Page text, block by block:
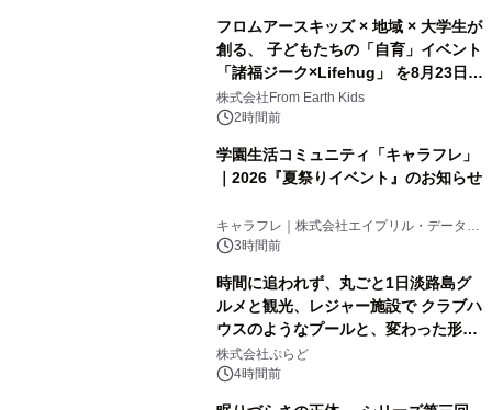
フロムアースキッズ × 地域 × 大学生が
創る、 子どもたちの「自育」イベント
「諸福ジーク×Lifehug」 を8月23日
(日)開催
株式会社From Earth Kids
2時間前
学園生活コミュニティ「キャラフレ」
｜2026『夏祭りイベント』のお知らせ
キャラフレ｜株式会社エイプリル・データ・
デザインズ
3時間前
時間に追われず、丸ごと1日淡路島グ
ルメと観光、レジャー施設で クラブハ
ウスのようなプールと、変わった形の
サウナも 「THE BOXY AWAJI」のお
得な素泊まり連泊プランで
株式会社ぷらど
4時間前